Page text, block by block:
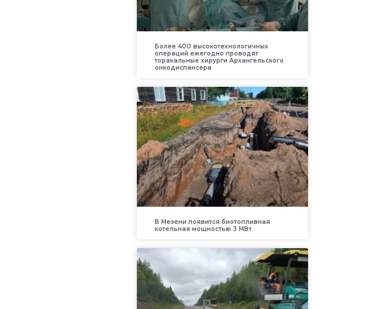
Более 400 высокотехнологичных
операций ежегодно проводят
торакальные хирурги Архангельского
онкодиспансера
В Мезени появится биотопливная
котельная мощностью 3 МВт